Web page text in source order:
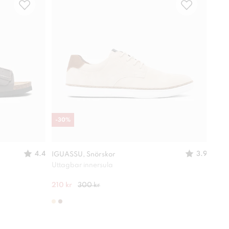
4.4
IGUASSU, Snörskor
3.9
Uttagbar innersula
210 kr 300 kr
-30%